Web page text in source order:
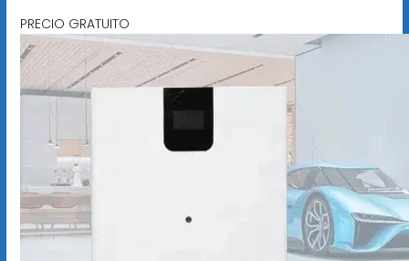
PRECIO GRATUITO